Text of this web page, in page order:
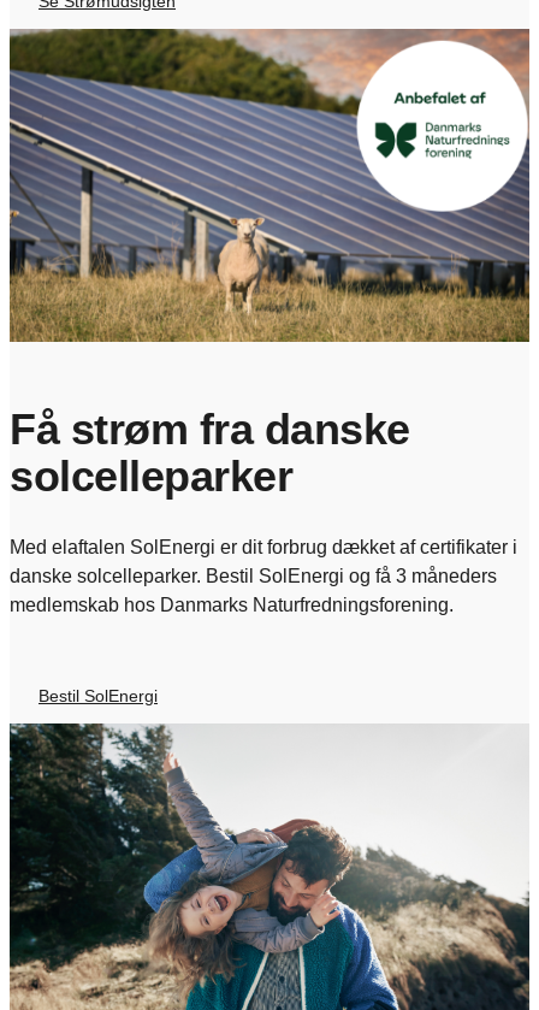
Få strøm fra danske
solcelleparker
Med elaftalen SolEnergi er dit forbrug dækket af certifikater i
danske solcelleparker. Bestil SolEnergi og få 3 måneders
medlemskab hos Danmarks Naturfredningsforening.
Bestil SolEnergi